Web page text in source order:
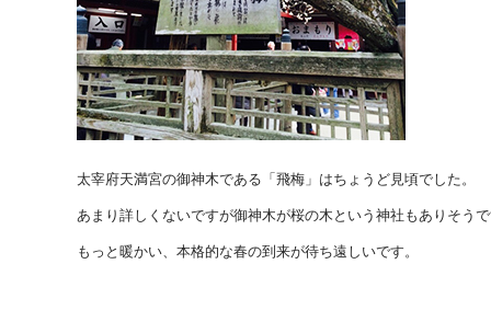
太宰府天満宮の御神木である「飛梅」はちょうど見頃でした。
あまり詳しくないですが御神木が桜の木という神社もありそう
もっと暖かい、本格的な春の到来が待ち遠しいです。